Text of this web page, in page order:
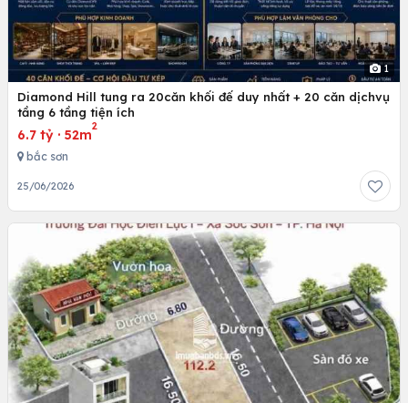
1
Diamond Hill tung ra 20căn khối đế duy nhất + 20 căn dịchvụ
tầng 6 tầng tiện ích
6.7 tỷ · 52m
2
bắc sơn
25/06/2026